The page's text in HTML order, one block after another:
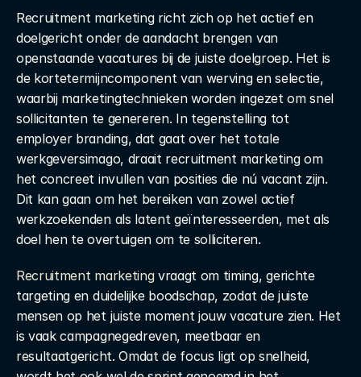
Recruitment marketing richt zich op het actief en
doelgericht onder de aandacht brengen van
openstaande vacatures bij de juiste doelgroep. Het is
de kortetermijncomponent van werving en selectie,
waarbij marketingtechnieken worden ingezet om snel
sollicitanten te genereren. In tegenstelling tot
employer branding, dat gaat over het totale
werkgeversimago, draait recruitment marketing om
het concreet invullen van posities die nú vacant zijn.
Dit kan gaan om het bereiken van zowel actief
werkzoekenden als latent geïnteresseerden, met als
doel hen te overtuigen om te solliciteren.
Recruitment marketing vraagt om timing, gerichte
targeting en duidelijke boodschap, zodat de juiste
mensen op het juiste moment jouw vacature zien. Het
is vaak campagnegedreven, meetbaar en
resultaatgericht. Omdat de focus ligt op snelheid,